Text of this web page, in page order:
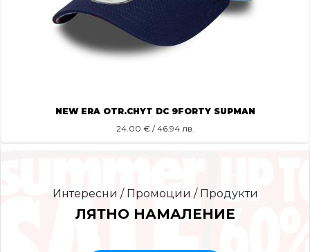
NEW ERA OTR.CHYT DC 9FORTY SUPMAN
24.00 € / 46.94 лв.
Интересни / Промоции / Продукти
ЛЯТНО НАМАЛЕНИЕ